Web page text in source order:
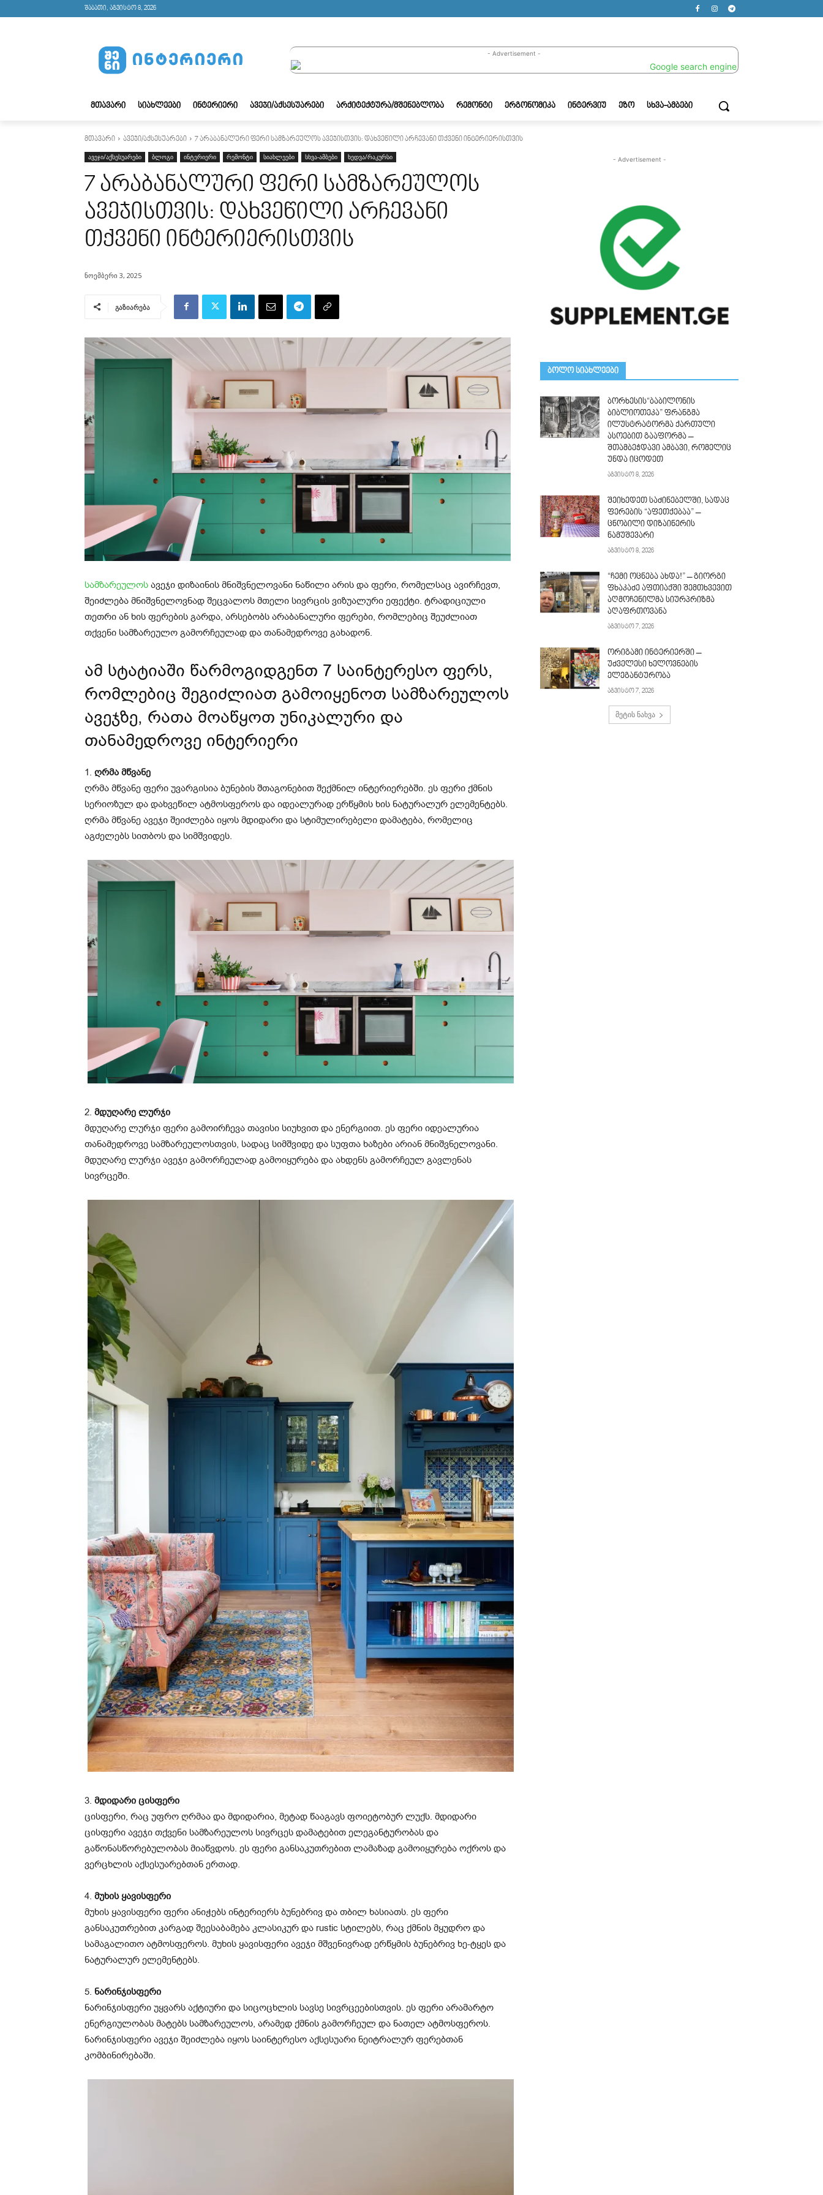
შაბათი, აგვისტო 8, 2026
- Advertisement -
ᲛᲗᲐᲕᲐᲠᲘ ᲡᲘᲐᲮᲚᲔᲔᲑᲘ ᲘᲜᲢᲔᲠᲘᲔᲠᲘ ᲐᲕᲔᲯᲘ/ᲐᲥᲡᲔᲡᲣᲐᲠᲔᲑᲘ ᲐᲠᲥᲘᲢᲔᲥᲢᲣᲠᲐ/ᲛᲨᲔᲜᲔᲑᲚᲝᲑᲐ ᲠᲔᲛᲝᲜᲢᲘ ᲔᲠᲒᲝᲜᲝᲛᲘᲙᲐ ᲘᲜᲢᲔᲠᲕᲘᲣ ᲔᲖᲝ ᲡᲮᲕᲐ-ᲐᲛᲑᲔᲑᲘ
მთავარი ავეჯი/აქსესუარები 7 არაბანალური ფერი სამზარეულოს ავეჯისთვის: დახვეწილი არჩევანი თქვენი ინტერიერისთვის
ავეჯი/აქსესუარები ბლოგი ინტერიერი რემონტი სიახლეები სხვა-ამბები ხედვა/რაკურსი
7 არაბანალური ფერი სამზარეულოს
ავეჯისთვის: დახვეწილი არჩევანი
თქვენი ინტერიერისთვის
ნოემბერი 3, 2025
გაზიარება
სამზარეულოს ავეჯი დიზაინის მნიშვნელოვანი ნაწილი არის და ფერი, რომელსაც ავირჩევთ,
შეიძლება მნიშვნელოვნად შეცვალოს მთელი სივრცის ვიზუალური ეფექტი. ტრადიციული
თეთრი ან ხის ფერების გარდა, არსებობს არაბანალური ფერები, რომლებიც შეუძლიათ
თქვენი სამზარეულო გამორჩეულად და თანამედროვე გახადონ.
ამ სტატიაში წარმოგიდგენთ 7 საინტერესო ფერს,
რომლებიც შეგიძლიათ გამოიყენოთ სამზარეულოს
ავეჯზე, რათა მოაწყოთ უნიკალური და
თანამედროვე ინტერიერი
1. ღრმა მწვანე
ღრმა მწვანე ფერი უვარგისია ბუნების შთაგონებით შექმნილ ინტერიერებში. ეს ფერი ქმნის
სერიოზულ და დახვეწილ ატმოსფეროს და იდეალურად ერწყმის ხის ნატურალურ ელემენტებს.
ღრმა მწვანე ავეჯი შეიძლება იყოს მდიდარი და სტიმულირებელი დამატება, რომელიც
აგძელებს სითბოს და სიმშვიდეს.
2. მდუღარე ლურჯი
მდუღარე ლურჯი ფერი გამოირჩევა თავისი სიუხვით და ენერგიით. ეს ფერი იდეალურია
თანამედროვე სამზარეულოსთვის, სადაც სიმშვიდე და სუფთა ხაზები არიან მნიშვნელოვანი.
მდუღარე ლურჯი ავეჯი გამორჩეულად გამოიყურება და ახდენს გამორჩეულ გავლენას
სივრცეში.
3. მდიდარი ცისფერი
ცისფერი, რაც უფრო ღრმაა და მდიდარია, მეტად წააგავს ფოიეტობურ ლუქს. მდიდარი
ცისფერი ავეჯი თქვენი სამზარეულოს სივრცეს დამატებით ელეგანტურობას და
გაწონასწორებულობას მიაწვდოს. ეს ფერი განსაკუთრებით ლამაზად გამოიყურება ოქროს და
ვერცხლის აქსესუარებთან ერთად.
4. მუხის ყავისფერი
მუხის ყავისფერი ფერი ანიჭებს ინტერიერს ბუნებრივ და თბილ ხასიათს. ეს ფერი
განსაკუთრებით კარგად შეესაბამება კლასიკურ და rustic სტილებს, რაც ქმნის მყუდრო და
სამაგალითო ატმოსფეროს. მუხის ყავისფერი ავეჯი მშვენივრად ერწყმის ბუნებრივ ხე-ტყეს და
ნატურალურ ელემენტებს.
5. ნარინჯისფერი
ნარინჯისფერი უყვარს აქტიური და სიცოცხლის სავსე სივრცეებისთვის. ეს ფერი არამარტო
ენერგიულობას მატებს სამზარეულოს, არამედ ქმნის გამორჩეულ და ნათელ ატმოსფეროს.
ნარინჯისფერი ავეჯი შეიძლება იყოს საინტერესო აქსესუარი ნეიტრალურ ფერებთან
კომბინირებაში.
- Advertisement -
ᲑᲝᲚᲝ ᲡᲘᲐᲮᲚᲔᲔᲑᲘ
ბორხესის“ბაბილონის
ბიბლიოთეკა” ფრანგმა
ილუსტრატორმა ქართული
ასოებით გააფორმა –
შთამბეჭდავი ამბავი, რომელიც
უნდა იცოდეთ
აგვისტო 8, 2026
შეიხედეთ საძინებელში, სადაც
ფერების “აფეთქებაა” –
ცნობილი დიზაინერის
ნამუშევარი
აგვისტო 8, 2026
“ჩემი ოცნება ახდა!” – გიორგი
ფხაკაძე აფთიაქში შემთხვევით
აღმოჩენილმა სიურპრიზმა
აღაფრთოვანა
აგვისტო 7, 2026
ორიგამი ინტერიერში –
უძველესი ხელოვნების
ელეგანტურობა
აგვისტო 7, 2026
მეტის ნახვა